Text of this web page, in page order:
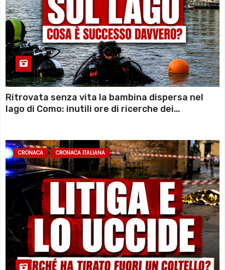
Ritrovata senza vita la bambina dispersa nel
lago di Como: inutili ore di ricerche dei
CRONACA CRONACA ITALIANA